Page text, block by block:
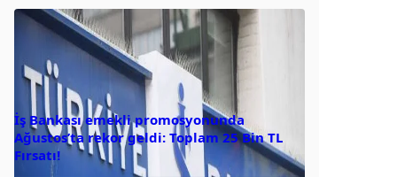
İş Bankası emekli promosyonunda
Ağustos’ta rekor geldi: Toplam 25 Bin TL
Fırsatı!